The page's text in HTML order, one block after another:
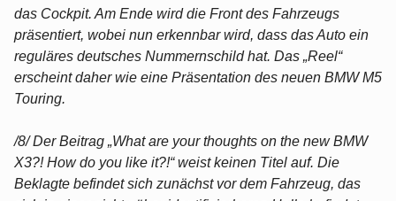
das Cockpit. Am Ende wird die Front des Fahrzeugs
präsentiert, wobei nun erkennbar wird, dass das Auto ein
reguläres deutsches Nummernschild hat. Das „Reel“
erscheint daher wie eine Präsentation des neuen BMW M5
Touring.
/8/ Der Beitrag „What are your thoughts on the new BMW
X3?! How do you like it?!“ weist keinen Titel auf. Die
Beklagte befindet sich zunächst vor dem Fahrzeug, das